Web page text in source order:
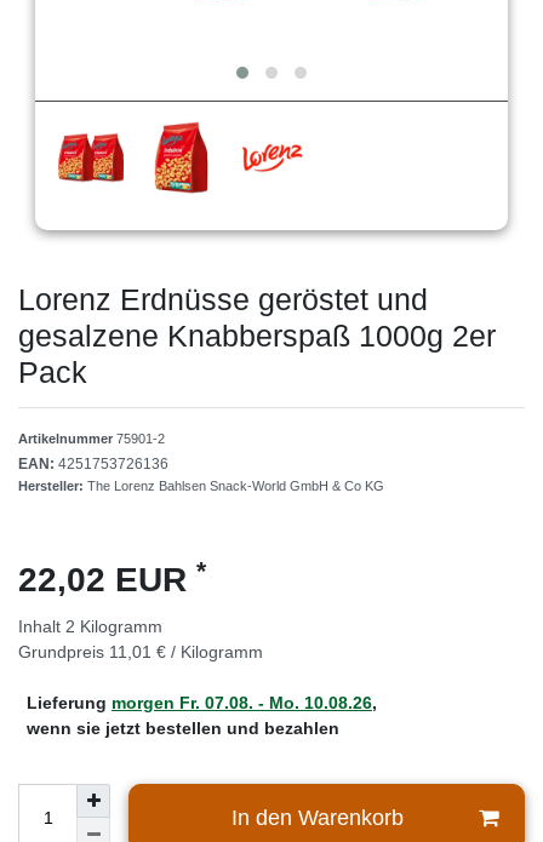
Lorenz Erdnüsse geröstet und
gesalzene Knabberspaß 1000g 2er
Pack
Artikelnummer 75901-2
EAN: 4251753726136
Hersteller: The Lorenz Bahlsen Snack-World GmbH & Co KG
22,02 EUR *
Inhalt 2 Kilogramm
Grundpreis 11,01 € / Kilogramm
Lieferung morgen Fr. 07.08. - Mo. 10.08.26,
wenn sie jetzt bestellen und bezahlen
In den Warenkorb